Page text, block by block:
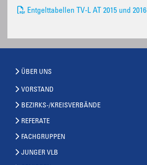
Entgelttabellen TV-L AT 2015 und 2016
ÜBER UNS
VORSTAND
BEZIRKS-/KREISVERBÄNDE
REFERATE
FACHGRUPPEN
JUNGER VLB